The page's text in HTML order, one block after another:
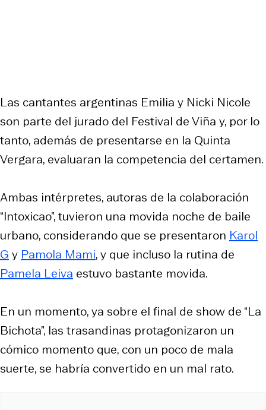
Las cantantes argentinas Emilia y Nicki Nicole
son parte del jurado del Festival de Viña y, por lo
tanto, además de presentarse en la Quinta
Vergara, evaluaran la competencia del certamen.
Ambas intérpretes, autoras de la colaboración
“Intoxicao”, tuvieron una movida noche de baile
urbano, considerando que se presentaron Karol
G y Pamola Mami, y que incluso la rutina de
Pamela Leiva estuvo bastante movida.
En un momento, ya sobre el final de show de “La
Bichota”, las trasandinas protagonizaron un
cómico momento que, con un poco de mala
suerte, se habría convertido en un mal rato.